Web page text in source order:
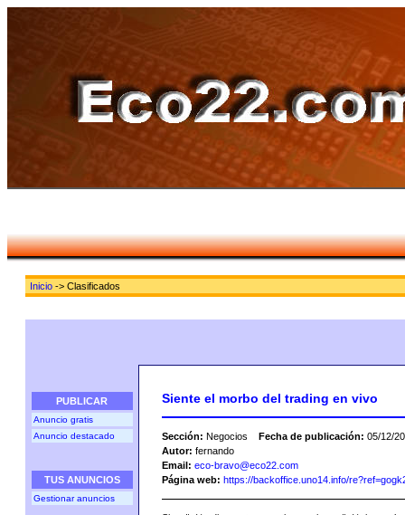
Inicio -> Clasificados
PUBLICAR
Anuncio gratis
Anuncio destacado
TUS ANUNCIOS
Gestionar anuncios
Siente el morbo del trading en vivo
Sección: Negocios Fecha de publicación: 05/12/20
Autor: fernando
Email: eco-bravo@eco22.com
Página web: https://backoffice.uno14.info/